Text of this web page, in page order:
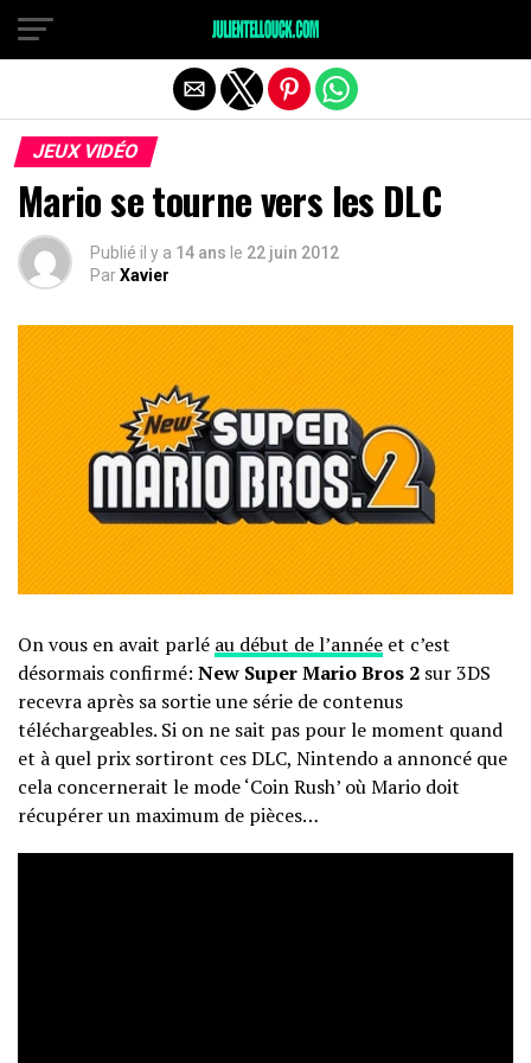
JEUX VIDÉO
Mario se tourne vers les DLC
Publié il y a 14 ans le 22 juin 2012
ParXavier
On vous en avait parlé au début de l’année et c’est
désormais confirmé: New Super Mario Bros 2 sur 3DS
recevra après sa sortie une série de contenus
téléchargeables. Si on ne sait pas pour le moment quand
et à quel prix sortiront ces DLC, Nintendo a annoncé que
cela concernerait le mode ‘Coin Rush’ où Mario doit
récupérer un maximum de pièces…